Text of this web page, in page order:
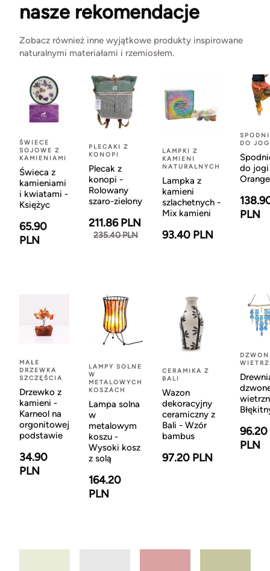
nasze rekomendacje
Zobacz również inne wyjątkowe produkty inspirowane
naturalnymi materiałami i rzemiosłem.
ŚWIECE
SOJOWE Z
KAMIENIAMI
Świeca z
kamieniami
i kwiatami -
Księżyc
65.90
PLN
PLECAKI Z
KONOPI
Plecak z
konopi -
Rolowany
szaro-zielony
211.86 PLN
235.40 PLN
LAMPKI Z
KAMIENI
NATURALNYCH
Lampka z
kamieni
szlachetnych -
Mix kamieni
93.40 PLN
DO
do
Orange
PLN
MAŁE
DRZEWKA
SZCZĘŚCIA
Drzewko z
kamieni -
Karneol na
orgonitowej
podstawie
34.90
PLN
LAMPY SOLNE
W
METALOWYCH
KOSZACH
Lampa solna
w
metalowym
koszu -
Wysoki kosz
z solą
164.20
PLN
CERAMIKA Z
BALI
Wazon
dekoracyjny
ceramiczny z
Bali - Wzór
bambus
97.20 PLN
96.20
PLN